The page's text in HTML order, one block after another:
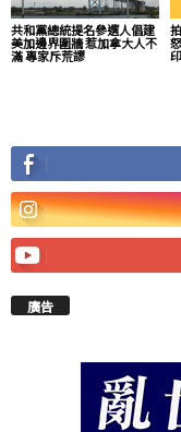
共和黨總統提名參選人倡建
美加邊界圍牆 惹加拿大人不
滿 專家斥荒謬
廣告